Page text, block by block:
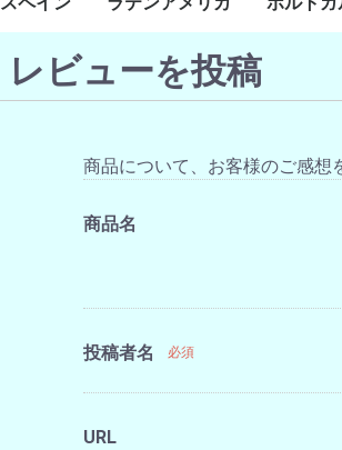
通史・全般
８～１５世紀
１６～１８世紀
１８世紀末～２０世紀
前半
20世紀後半以降ラテン・アメリカ全般
メキシコ研究
中米・カリブ研究
キューバ研究
南米諸国
ペルー研究
チリ研究
アルゼンチン研究
レビューを投稿
商品について、お客様のご感想
商品名
投稿者名 必須
URL